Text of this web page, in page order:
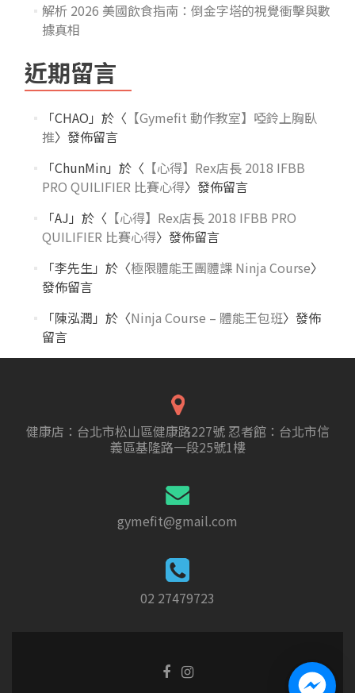
解析 2026 美國飲食指南：倒金字塔的視覺衝擊與數
據真相
近期留言
「CHAO 」於〈 【Gymefit 動作教室】啞鈴上胸臥
推〉發佈留言
「ChunMin」於〈 【心得】Rex店長 2018 IFBB
PRO QUILIFIER 比賽心得〉發佈留言
「AJ 」於〈 【心得】Rex店長 2018 IFBB PRO
QUILIFIER 比賽心得〉發佈留言
「李先生」於〈極限體能王團體課 Ninja Course〉
發佈留言
「陳泓潤 」於〈Ninja Course – 體能王包班〉發佈
留言
健康店：台北市松山區健康路227號 忍者館：台北市信
義區基隆路一段25號1樓
gymefit@gmail.com
02 27479723